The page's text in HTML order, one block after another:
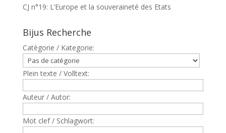
CJ n°19: L’Europe et la souveraineté des Etats
Bijus Recherche
Catègorie / Kategorie:
Plein texte / Volltext:
Auteur / Autor:
Mot clef / Schlagwort: